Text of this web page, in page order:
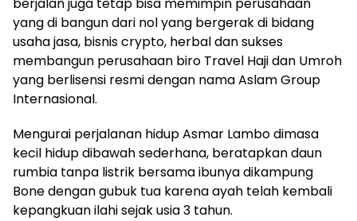
berjalan juga tetap bisa memimpin perusahaan
yang di bangun dari nol yang bergerak di bidang
usaha jasa, bisnis crypto, herbal dan sukses
membangun perusahaan biro Travel Haji dan Umroh
yang berlisensi resmi dengan nama Aslam Group
Internasional.
Mengurai perjalanan hidup Asmar Lambo dimasa
kecil hidup dibawah sederhana, beratapkan daun
rumbia tanpa listrik bersama ibunya dikampung
Bone dengan gubuk tua karena ayah telah kembali
kepangkuan ilahi sejak usia 3 tahun.